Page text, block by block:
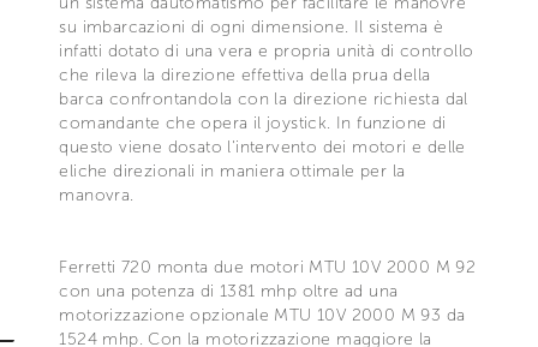
su imbarcazioni di ogni dimensione. Il sistema è
infatti dotato di una vera e propria unità di controllo
che rileva la direzione effettiva della prua della
barca confrontandola con la direzione richiesta dal
comandante che opera il joystick. In funzione di
questo viene dosato l'intervento dei motori e delle
eliche direzionali in maniera ottimale per la
manovra.
Ferretti 720 monta due motori MTU 10V 2000 M 92
con una potenza di 1381 mhp oltre ad una
motorizzazione opzionale MTU 10V 2000 M 93 da
1524 mhp. Con la motorizzazione maggiore la